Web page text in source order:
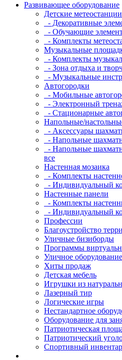
Развивающее оборудование
Детские
- Декоративные
- Обучающие
- Комплекты
Музыкальные
- Комплекты
- Зона отдыха и
- Музыкальные
Автогородки
- Мобильные
- Электронный
- Стационарные
Напольные/
- Аксессуары
- Напольные
- Напольные
все
Настенная мозаика
- Комплекты
- Индивидуальный
Настенные панели
- Комплекты
- Индивидуальный
Профессии
Благоустройство
Уличные бизиборды
Программы
Уличное
Хиты продаж
Детская мебель
Игрушки из
Лазерный тир
Логические игры
Нестандартное
Оборудование для
Патриотическая
Патриотический
Спортивный